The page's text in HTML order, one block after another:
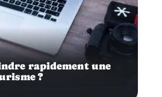
rapidement une
?